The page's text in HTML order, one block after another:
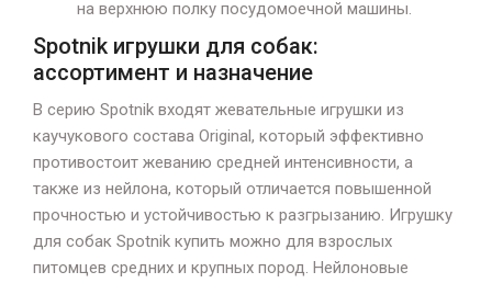
на верхнюю полку посудомоечной машины.
Spotnik игрушки для собак:
ассортимент и назначение
В серию Spotnik входят жевательные игрушки из
каучукового состава Original, который эффективно
противостоит жеванию средней интенсивности, а
также из нейлона, который отличается повышенной
прочностью и устойчивостью к разгрызанию. Игрушку
для собак Spotnik купить можно для взрослых
питомцев средних и крупных пород. Нейлоновые